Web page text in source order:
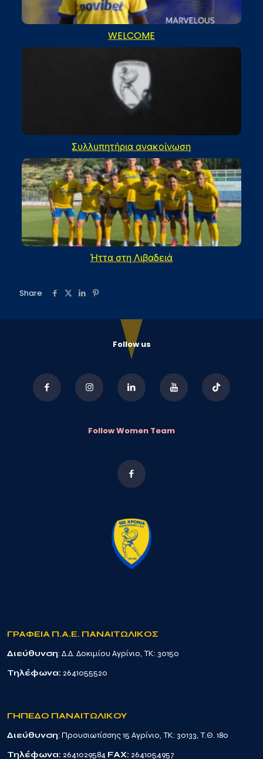
WELCOME
Συλλυπητήρια ανακοίνωση
Ήττα στη Λιβαδειά
Share
Follow us
Follow Women Team
ΓΡΑΦΕΙΑ Π.Α.Ε. ΠΑΝΑΙΤΩΛΙΚΟΣ
Διεύθυνση: Δ.Δ. Δοκιμίου Αγρίνιο, TK: 30150
Τηλέφωνα: 2641055520
ΓΗΠΕΔΟ ΠΑΝΑΙΤΩΛΙΚΟΥ
Διεύθυνση: Προυσιωτίσσης 15 Αγρίνιο, TK: 30133, Τ.Θ. 180
Τηλέφωνα: 2641029584 FAX: 2641054957